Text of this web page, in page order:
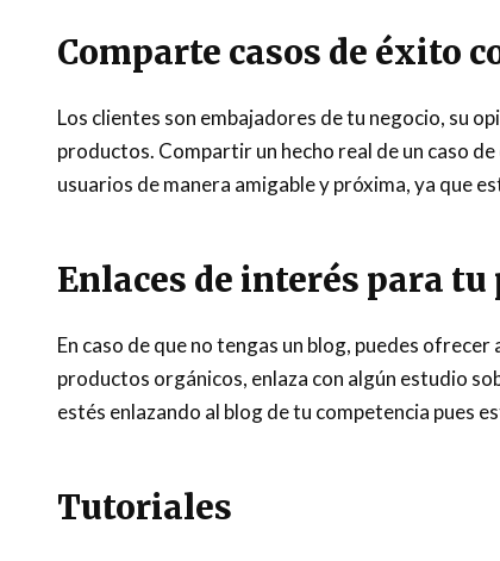
Comparte casos de éxito
Los clientes son embajadores de tu negocio, su
productos. Compartir un hecho real de un caso
usuarios de manera amigable y próxima, ya que
Enlaces de interés para tu
En caso de que no tengas un blog, puedes
productos orgánicos, enlaza con algún estudio
estés enlazando al blog de tu competencia pues
Tutoriales